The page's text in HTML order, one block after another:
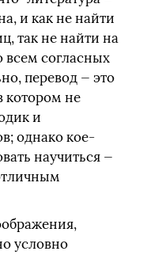
и как не найти
так не найти на
всем согласных
перевод — это
котором не
и
однако кое-
научиться —
условно